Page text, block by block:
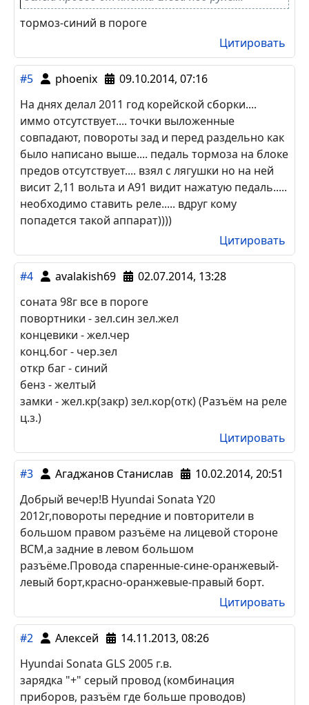
sonata 2012 Контроль запуска по генератору на
панели приборов верхний ряд посередине синий
провод, тормоз снизу в водительской кик панели
верхний серый разъём зелёный провод, чтоб
после запуска не открывались двери подать
вместе с проводами антены иммо на зз,
открытие багажника по минусу слаботочное,
белый провод от кнопки слева под рулём.
тормоз-синий в пороге
Цитировать
#5 phoenix
09.10.2014, 07:16
На днях делал 2011 год корейской сборки....
иммо отсутствует.... точки выложенные
совпадают, повороты зад и перед раздельно как
было написано выше.... педаль тормоза на блоке
предов отсутствует.... взял с лягушки но на ней
висит 2,11 вольта и А91 видит нажатую педаль.....
необходимо ставить реле..... вдруг кому
попадется такой аппарат))))
#4
повортники - зел.син зел.жел
концевики - жел.чер
конц.бог - чер.зел
откр баг - синий
бенз - желтый
замки - жел.кр(закр) зел.кор(отк) (Разъём на реле
ц.з.)
Цитировать
#3 Агаджанов Станислав
10.02.2014, 20:51
Добрый вечер!В Hyundai Sonata Y20
2012г,повороты передние и повторители в
большом правом разъёме на лицевой стороне
BCM,а задние в левом большом